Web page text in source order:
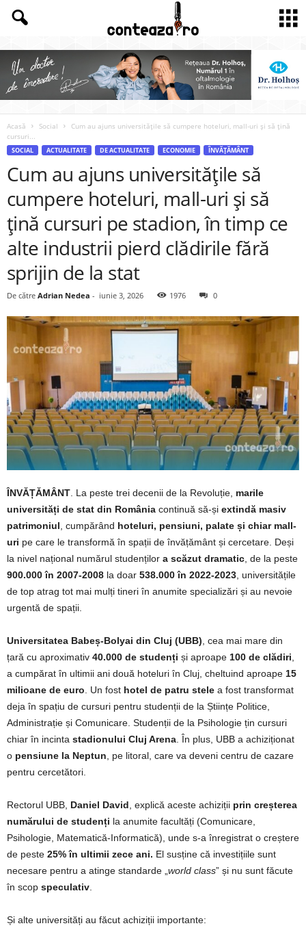
Acasă Social
Cum au ajuns universitățile să cumpere hoteluri, mall-uri și să țină
cursuri...
SOCIAL ACTUALITATE DE ACTUALITATE ECONOMIE ÎNVĂȚĂMÂNT
Cum au ajuns universitățile să
cumpere hoteluri, mall-uri și să
țină cursuri pe stadion, în timp ce
alte industrii pierd clădirile fără
sprijin de la stat
De către Adrian Nedea - iunie 3, 2026 1976 0
ÎNVĂȚĂMÂNT . La peste trei decenii de la Revoluție, marile
universități de stat din România continuă să-și extindă masiv
patrimoniul , cumpărând hoteluri, pensiuni, palate și chiar mall-
uri pe care le transformă în spații de învățământ și cercetare. Deși
la nivel național numărul studenților a scăzut dramatic , de la peste
900.000 în 2007-2008 la doar 538.000 în 2022-2023 , universitățile
de top atrag tot mai mulți tineri în anumite specializări și au nevoie
urgentă de spații.
Universitatea Babeș-Bolyai din Cluj (UBB) , cea mai mare din
țară cu aproximativ 40.000 de studenți și aproape 100 de clădiri
a cumpărat în ultimii ani două hoteluri în Cluj, cheltuind aproape 15
milioane de euro . Un fost hotel de patru stele a fost transformat
deja în spațiu de cursuri pentru studenții de la Științe Politice,
Administrație și Comunicare. Studenții de la Psihologie țin cursuri
chiar în incinta stadionului Cluj Arena . În plus, UBB a achiziționat
o pensiune la Neptun , pe litoral, care va deveni centru de cazare
pentru cercetători.
Rectorul UBB, Daniel David , explică aceste achiziții prin creșterea
numărului de studenți la anumite facultăți (Comunicare,
Psihologie, Matematică-Informatică), unde s-a înregistrat o creștere
de peste 25% în ultimii zece ani. El susține că investițiile sunt
necesare pentru a atinge standarde „ world class” și nu sunt făcute
în scop speculativ
Și alte universități au făcut achiziții importante: